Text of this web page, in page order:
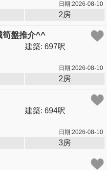
日期:2026-08-10
2房
筍盤推介^^
建築: 697呎
日期:2026-08-10
2房
建築: 694呎
日期:2026-08-10
3房